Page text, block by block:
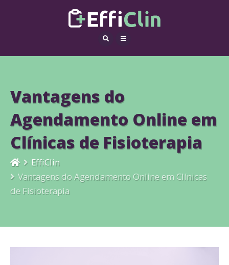
Vantagens do
Agendamento Online em
Clínicas de Fisioterapia
EffiClin
Vantagens do Agendamento Online em Clínicas
de Fisioterapia